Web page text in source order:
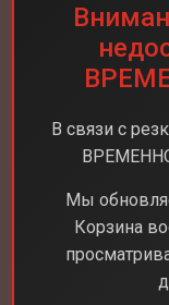
В связи с
ВРЕМЕННО
Мы
Корзина